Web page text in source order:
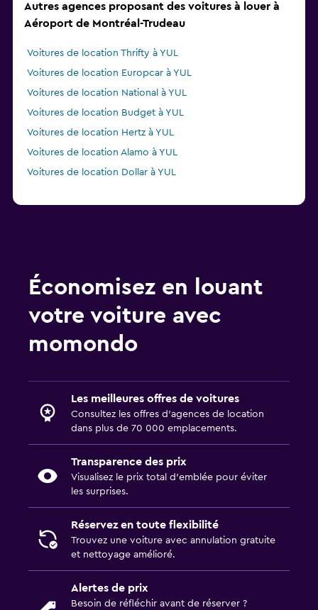
Autres agences proposant des voitures à louer à
Aéroport de Montréal-Trudeau
Voitures de location Thrifty à YUL
Voitures de location Europcar à YUL
Voitures de location National à YUL
Voitures de location Budget à YUL
Voitures de location Hertz à YUL
Voitures de location Alamo à YUL
Voitures de location Dollar à YUL
Économisez en louant
votre voiture avec
momondo
Les meilleures offres de voitures
Consultez les offres d’agences de location
dans plus de 70 000 emplacements.
Transparence des prix
Visualisez le prix total d’emblée pour éviter
les surprises.
Réservez en toute flexibilité
Trouvez une voiture avec annulation gratuite
et nettoyage amélioré.
Alertes de prix
Besoin de réfléchir avant de réserver ?